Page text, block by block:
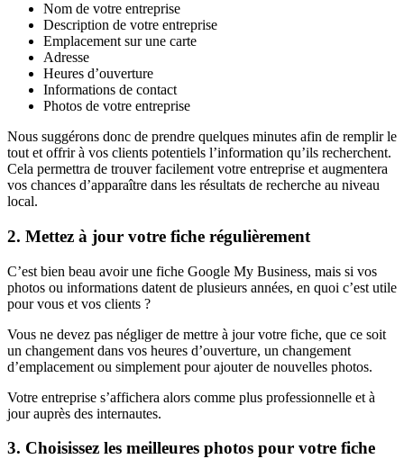
Nom de votre entreprise
Description de votre entreprise
Emplacement sur une carte
Adresse
Heures d’ouverture
Informations de contact
Photos de votre entreprise
Nous suggérons donc de prendre quelques minutes afin de remplir le
tout et offrir à vos clients potentiels l’information qu’ils recherchent.
Cela permettra de trouver facilement votre entreprise et augmentera
vos chances d’apparaître dans les résultats de recherche au niveau
local.
2. Mettez à jour votre fiche régulièrement
C’est bien beau avoir une fiche Google My Business, mais si vos
photos ou informations datent de plusieurs années, en quoi c’est utile
pour vous et vos clients ?
Vous ne devez pas négliger de mettre à jour votre fiche, que ce soit
un changement dans vos heures d’ouverture, un changement
d’emplacement ou simplement pour ajouter de nouvelles photos.
Votre entreprise s’affichera alors comme plus professionnelle et à
jour auprès des internautes.
3. Choisissez les meilleures photos pour votre fiche